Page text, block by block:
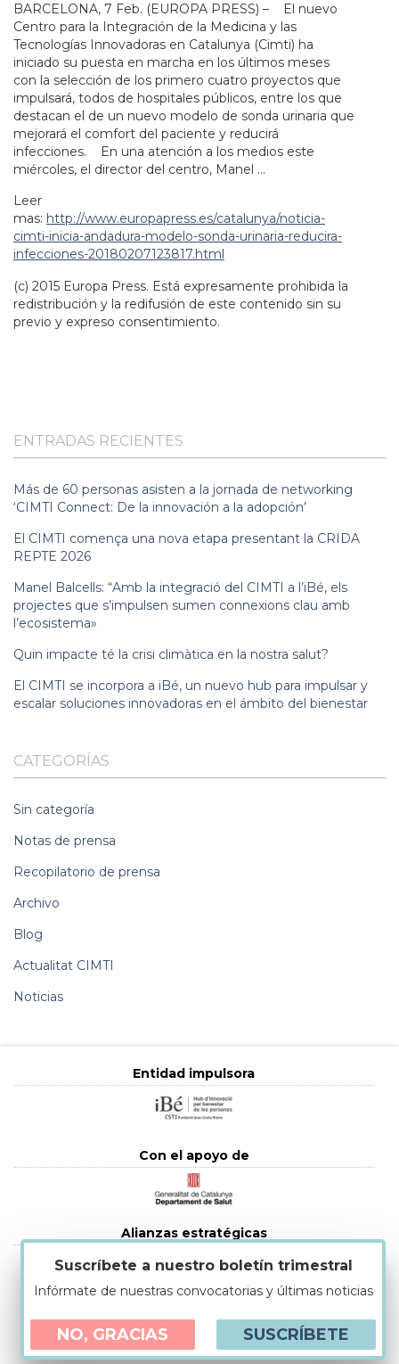
BARCELONA, 7 Feb. (EUROPA PRESS) – El nuevo
Centro para la Integración de la Medicina y las
Tecnologías Innovadoras en Catalunya (Cimti) ha
iniciado su puesta en marcha en los últimos meses
con la selección de los primero cuatro proyectos que
impulsará, todos de hospitales públicos, entre los que
destacan el de un nuevo modelo de sonda urinaria que
mejorará el comfort del paciente y reducirá
infecciones. En una atención a los medios este
miércoles, el director del centro, Manel …
Leer
mas: http://www.europapress.es/catalunya/noticia-
cimti-inicia-andadura-modelo-sonda-urinaria-reducira-
infecciones-20180207123817.html
(c) 2015 Europa Press. Está expresamente prohibida la
redistribución y la redifusión de este contenido sin su
previo y expreso consentimiento.
ENTRADAS RECIENTES
Más de 60 personas asisten a la jornada de networking
‘CIMTI Connect: De la innovación a la adopción’
El CIMTI comença una nova etapa presentant la CRIDA
REPTE 2026
Manel Balcells: “Amb la integració del CIMTI a l’iBé, els
projectes que s’impulsen sumen connexions clau amb
l’ecosistema»
Quin impacte té la crisi climàtica en la nostra salut?
El CIMTI se incorpora a iBé, un nuevo hub para impulsar y
escalar soluciones innovadoras en el ámbito del bienestar
CATEGORÍAS
Sin categoría
Notas de prensa
Recopilatorio de prensa
Archivo
Blog
Actualitat CIMTI
Noticias
Entidad impulsora
Con el apoyo de
Alianzas estratégicas
Política de cookies |Aviso legal|
Política de protección de datos
Suscríbete a nuestro boletín trimestral
Infórmate de nuestras convocatorias y últimas noticias
NO, GRACIAS SUSCRÍBETE